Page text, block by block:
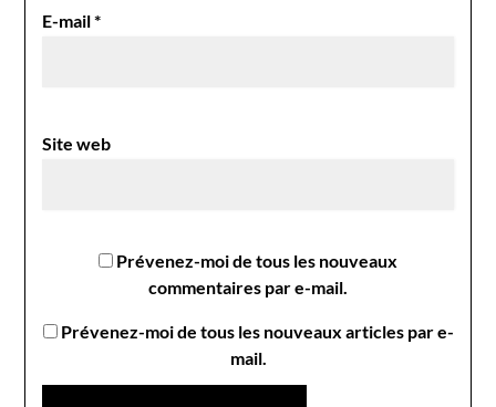
E-mail*
Site web
Prévenez-moi de tous les nouveaux
commentaires par e-mail.
Prévenez-moi de tous les nouveaux articles par e-
mail.